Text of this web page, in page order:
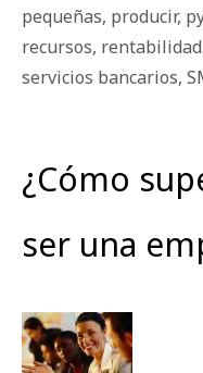
pequeñas, producir,
recursos, rentabilidad.
servicios bancarios,
¿Cómo
ser una